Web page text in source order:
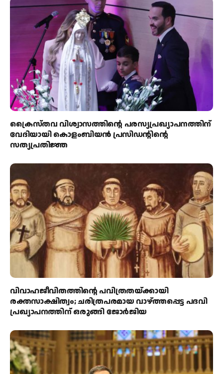
ക്രൈസ്തവ വിശ്വാസത്തിന്റെ പരസ്യപ്രഖ്യാപനത്തിന്
വേദിയായി കൊളംബിയൻ പ്രസിഡന്റിന്റെ
സത്യപ്രതിജ്ഞ
വിവാഹജീവിതത്തിന്റെ പവിത്രതയ്ക്കായി
രക്തസാക്ഷിത്വം; ചരിത്രപരമായ വാഴ്ത്തപ്പെട്ട പദവി
പ്രഖ്യാപനത്തിന് ഒരുങ്ങി ജോര്‍ജിയ